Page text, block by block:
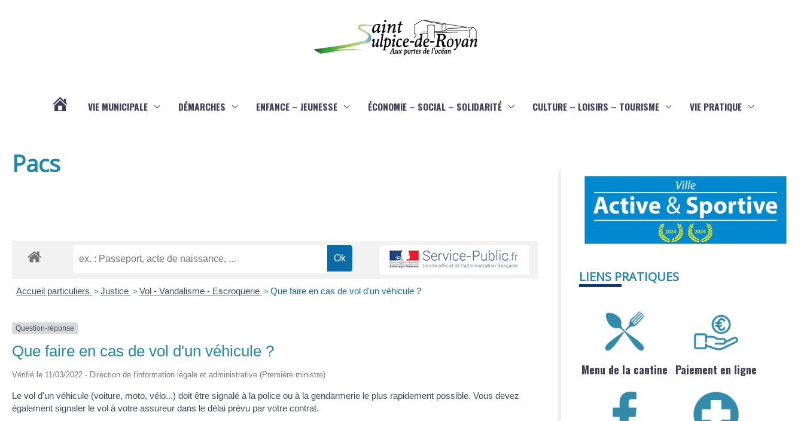
VIE MUNICIPALE DÉMARCHES ENFANCE – JEUNESSE ÉCONOMIE – SOCIAL – SOLIDARITÉ CULTURE – LOISIRS – TOURISME VIE PRATIQUE
Pacs
Accueil particuliers > Justice > Vol - Vandalisme - Escroquerie > Que faire en cas de vol d'un véhicule ?
Question-réponse
Que faire en cas de vol d'un véhicule ?
Vérifié le 11/03/2022 - Direction de l'information légale et administrative (Première ministre)
Le vol d'un véhicule (voiture, moto, vélo...) doit être signalé à la police ou à la gendarmerie le plus rapidement possible. Vous devez
également signaler le vol à votre assureur dans le délai prévu par votre contrat.
LIENS PRATIQUES
Menu de la cantine Paiement en ligne